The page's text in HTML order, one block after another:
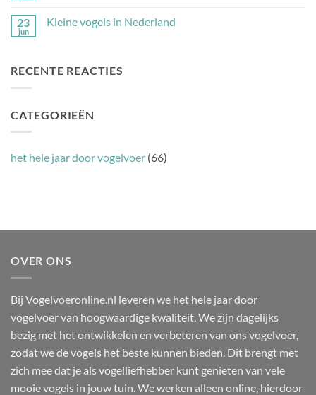
op
Geen
tuin?
23
jun
Kleine vogels in Nederland
vogels
RECENTE REACTIES
CATEGORIEËN
het hele jaar door vogelvoer (66)
OVER ONS
Bij Vogelvoeronline.nl leveren we het hele jaar door
vogelvoer van hoogwaardige kwaliteit. We zijn dagelijks
bezig met het ontwikkelen en verbeteren van ons vogelvoer,
zodat we de vogels het beste kunnen bieden. Dit brengt met
zich mee dat je als vogelliefhebber kunt genieten van vele
mooie vogels in jouw tuin. We werken alleen online, hierdoor